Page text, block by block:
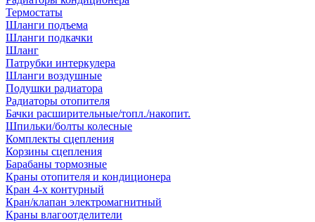
Термостаты
Шланги подъема
Шланги подкачки
Шланг
Патрубки интеркулера
Шланги воздушные
Подушки радиатора
Радиаторы отопителя
Бачки расширительные/топл./накопит.
Шпильки/болты колесные
Комплекты сцепления
Корзины сцепления
Барабаны тормозные
Краны отопителя и кондиционера
Кран 4-х контурный
Кран/клапан электромагнитный
Краны влагоотделители